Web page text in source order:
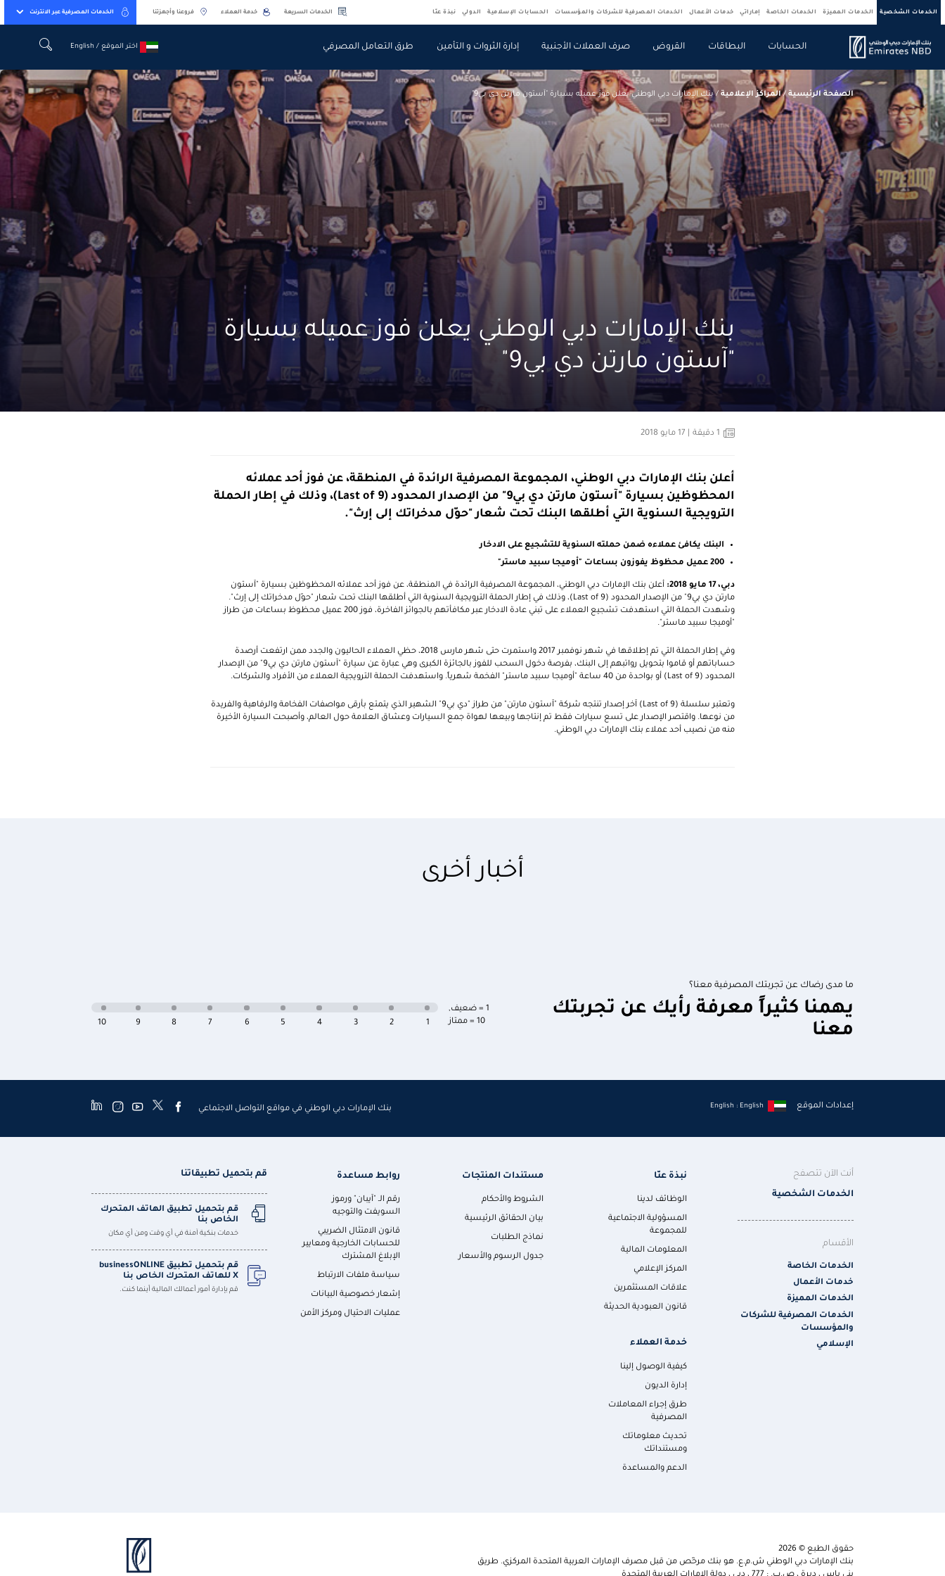
الخدمات الشخصية الخدمات المميزة الخدمات الخاصة إماراتي خدمات الأعمال الخدمات المصرفية للشركات والمؤسسات الحسابات الإسلامية الدولي نبذة عنّا الخدمات السريعة خدمة العملاء فروعنا وأجهزتنا الخدمات المصرفية عبر الانترنت
الحسابات البطاقات القروض صرف العملات الأجنبية إدارة الثروات و التأمين طرق التعامل المصرفي
اختر الموقع / English
اختر الموقع / English
الصفحة الرئيسية /المراكز الإعلامية /بنك الإمارات دبي الوطني يعلن فوز عميله بسيارة "آستون مارتن دي بي9"
بنك الإمارات دبي الوطني يعلن فوز عميله بسيارة
"آستون مارتن دي بي9"
1 دقيقة
أعلن بنك الإمارات دبي الوطني، المجموعة المصرفية الرائدة في المنطقة، عن فوز أحد عملائه
المحظوظين بسيارة "آستون مارتن دي بي9" من الإصدار المحدود (Last of 9)، وذلك في إطار الحملة
الترويجية السنوية التي أطلقها البنك تحت شعار "حوّل مدخراتك إلى إرث".
البنك يكافئ عملاءه ضمن حملته السنوية للتشجيع على الادخار
200 عميل محظوظ يفوزون بساعات "أوميجا سبيد ماستر"
دبي،17 مايو 2018:
أعلن بنك الإمارات دبي الوطني، المجموعة المصرفية الرائدة في المنطقة، عن فوز أحد عملائه المحظوظين بسيارة "آستون
مارتن دي بي9" من الإصدار المحدود (
Last of 9 )، وذلك في إطار الحملة الترويجية السنوية التي أطلقها البنك تحت شعار "حوّل مدخراتك إلى إرث".
وشهدت الحملة التي استهدفت تشجيع العملاء على تبني عادة الادخار عبر مكافأتهم بالجوائز الفاخرة، فوز 200 عميل محظوظ بساعات من طراز
"أوميجا سبيد ماستر".
وفي إطار الحملة التي تم إطلاقها في شهر نوفمبر 2017 واستمرت حتى شهر مارس 2018، حظي العملاء الحاليون والجدد ممن ارتفعت أرصدة
حساباتهم أو قاموا بتحويل رواتبهم إلى البنك، بفرصة دخول السحب للفوز بالجائزة الكبرى وهي عبارة عن سيارة "آستون مارتن دي بي9" من الإصدار
المحدود (Last of 9 ) أو بواحدة من 40 ساعة "أوميجا سبيد ماستر" الفخمة شهرياً. واستهدفت الحملة الترويجية العملاء من الأفراد والشركات.
وتعتبر سلسلة (Last of 9
) آخر إصدار تنتجه شركة "آستون مارتن" من طراز "دي بي9" الشهير الذي يتمتع بأرقى مواصفات الفخامة والرفاهية والفريدة
من نوعها. واقتصر الإصدار على تسع سيارات فقط تم إنتاجها وبيعها لهواة جمع السيارات وعشاق العلامة حول العالم، وأصبحت السيارة الأخيرة
منه من نصيب أحد عملاء بنك الإمارات دبي الوطني.
أخبار أخرى
ما مدى رضاك عن تجربتك المصرفية معنا؟
يهمنا كثيراً معرفة رأيك عن تجربتك
معنا
1 = ضعيف
,
10 = ممتاز
10 9 8 7 6 5 4 3 2 1
إعدادات الموقع English : English بنك الإمارات دبي الوطني في مواقع التواصل الاجتماعي
أنت الآن تتصفح
الخدمات الشخصية
الأقسام
الخدمات الخاصة
خدمات الأعمال
الخدمات المميزة
الخدمات المصرفية للشركات
والمؤسسات
الإسلامي
نبذة عنّا
الوظائف لدينا
المسؤولية الاجتماعية
للمجموعة
المعلومات المالية
المركز الإعلامي
علاقات المستثمرين
قانون العبودية الحديثة
مستندات المنتجات
الشروط والأحكام
بيان الحقائق الرئيسية
نماذج الطلبات
جدول الرسوم والأسعار
روابط مساعدة
رقم الـ "آيبان" ورموز
السويفت والتوجيه
قانون الامتثال الضريبي
للحسابات الخارجية ومعايير
الإبلاغ المشترك
سياسة ملفات الارتباط
إشعار خصوصية البيانات
عمليات الاحتيال ومركز الأمن
خدمة العملاء
كيفية الوصول إلينا
إدارة الديون
طرق إجراء المعاملات
المصرفية
تحديث معلوماتك
ومستنداتك
الدعم والمساعدة
قم بتحميل تطبيقاتنا
قم بتحميل تطبيق الهاتف المتحرك
الخاص بنا
خدمات بنكية آمنة في أي وقت ومن أي مكان
قم بتحميل تطبيق businessONLINE
X للهاتف المتحرك الخاص بنا
قم بإدارة أمور أعمالك المالية أينما كنت.
حقوق الطبع © 2026
بنك الإمارات دبي الوطني ش.م.ع. هو بنك مرخّص من قبل مصرف الإمارات العربية المتحدة المركزي. طريق